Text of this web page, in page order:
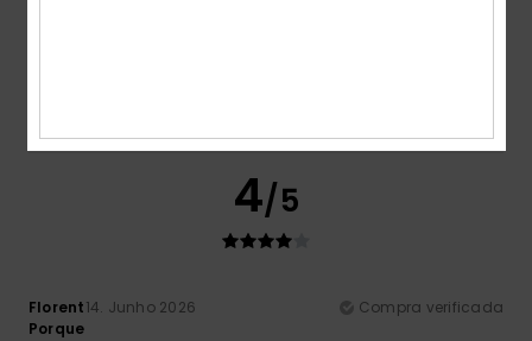
4/5
Florent14. Junho 2026
Compra verificada
Porque